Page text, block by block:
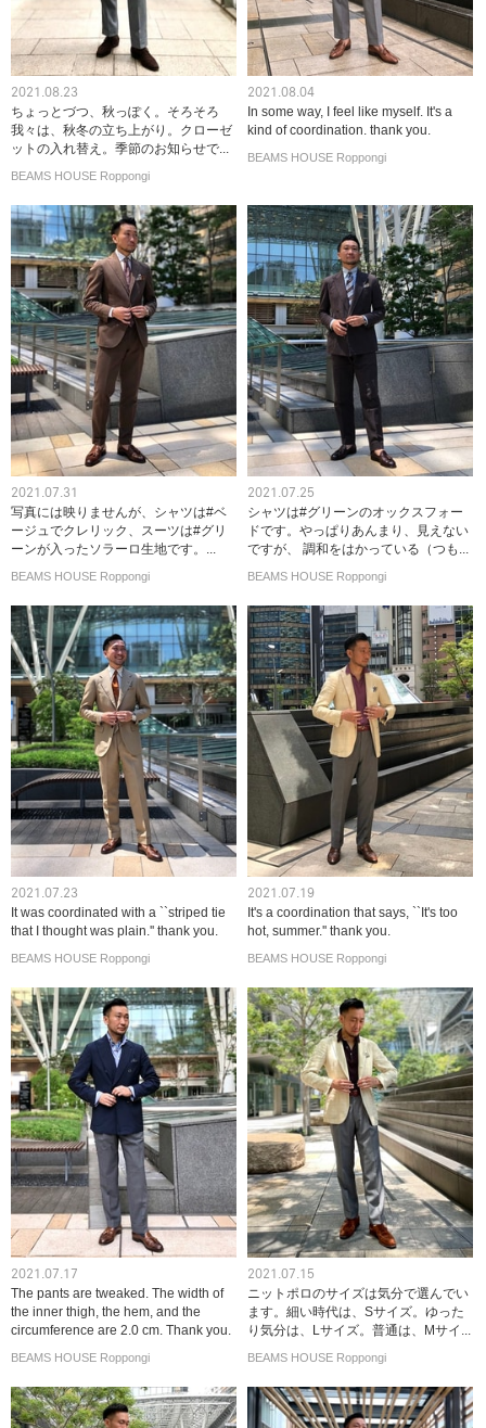
2021.08.23
ちょっとづつ、秋っぽく。そろそろ
我々は、秋冬の立ち上がり。クローゼ
ットの入れ替え。季節のお知らせで...
BEAMS HOUSE Roppongi
2021.08.04
In some way, I feel like myself. It's a
kind of coordination. thank you.
BEAMS HOUSE Roppongi
2021.07.31
写真には映りませんが、シャツは#ベ
ージュでクレリック、スーツは#グリ
ーンが入ったソラーロ生地です。...
BEAMS HOUSE Roppongi
2021.07.25
シャツは#グリーンのオックスフォー
ドです。やっぱりあんまり、見えない
ですが、 調和をはかっている（つも...
BEAMS HOUSE Roppongi
2021.07.23
It was coordinated with a ``striped tie
that I thought was plain.'' thank you.
BEAMS HOUSE Roppongi
2021.07.19
It's a coordination that says, ``It's too
hot, summer.'' thank you.
BEAMS HOUSE Roppongi
2021.07.17
The pants are tweaked. The width of
the inner thigh, the hem, and the
circumference are 2.0 cm. Thank you.
BEAMS HOUSE Roppongi
2021.07.15
ニットポロのサイズは気分で選んでい
ます。細い時代は、Sサイズ。ゆった
り気分は、Lサイズ。普通は、Mサイ...
BEAMS HOUSE Roppongi